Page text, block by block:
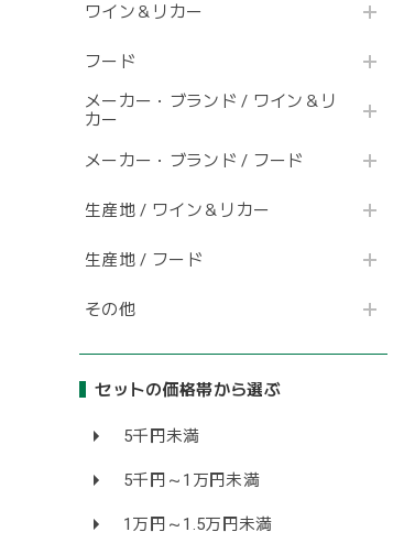
ワイン＆リカー
フード
メーカー・ブランド / ワイン＆リ
カー
メーカー・ブランド / フード
生産地 / ワイン＆リカー
生産地 / フード
その他
セットの価格帯から選ぶ
5千円未満
5千円～1万円未満
1万円～1.5万円未満